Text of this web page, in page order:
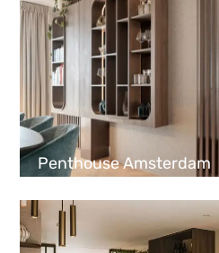
Penthouse Amsterdam